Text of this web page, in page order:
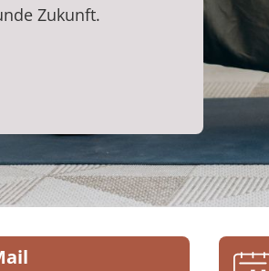
Zukunft.